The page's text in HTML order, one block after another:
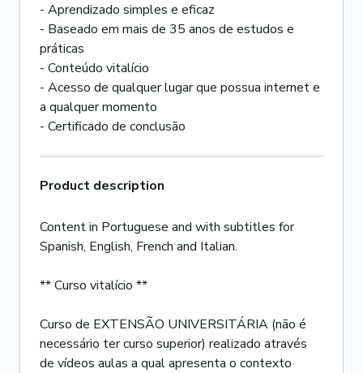
- Aprendizado simples e eficaz
- Baseado em mais de 35 anos de estudos e
práticas
- Conteúdo vitalício
- Acesso de qualquer lugar que possua internet e
a qualquer momento
- Certificado de conclusão
Product description
Content in Portuguese and with subtitles for
Spanish, English, French and Italian.
** Curso vitalício **
Curso de EXTENSÃO UNIVERSITÁRIA (não é
necessário ter curso superior) realizado através
de vídeos aulas a qual apresenta o contexto